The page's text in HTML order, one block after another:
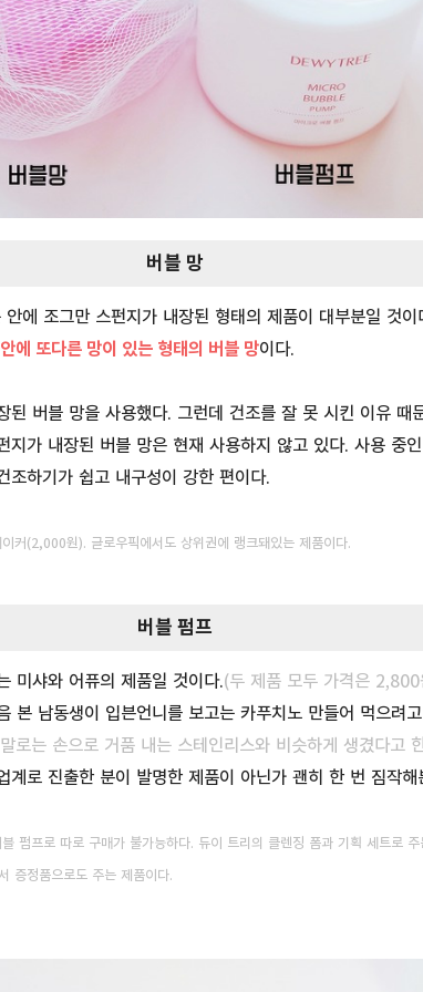
버블 망
에 조그만 스펀지가 내장된 형태의 제품이 대부분일 것
에 또다른 망이 있는 형태의 버블 망이다.
된 버블 망을 사용했다. 그런데 건조를 잘 못 시킨 이유 때
지가 내장된 버블 망은 현재 사용하지 않고 있다. 사용 중
조하기가 쉽고 내구성이 강한 편이다.
커(2,000원). 글로우픽에서도 상위권에 랭크돼있는 제품이다.
버블 펌프
미샤와 어퓨의 제품일 것이다.(두 제품 모두 가격은 2,800
본 남동생이 입븐언니를 보고는 카푸치노 만들어 먹으려
로는 손으로 거품 내는 스테인리스와 비슷하게 생겼다고
계로 진출한 분이 발명한 제품이 아닌가 괜히 한 번 짐작
펌프로 따로 구매가 불가능하다. 듀이 트리의 클렌징 폼과 기획 세트로
증정품으로도 주는 제품이다.